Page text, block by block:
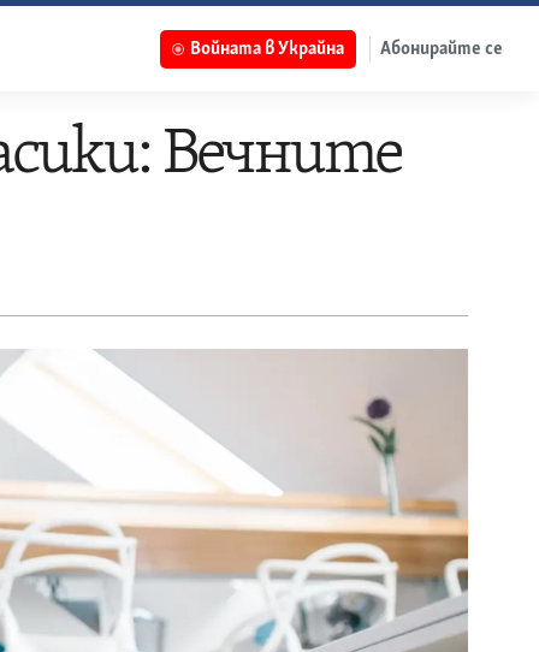
Войната в Украйна Абонирайте се
Вечните